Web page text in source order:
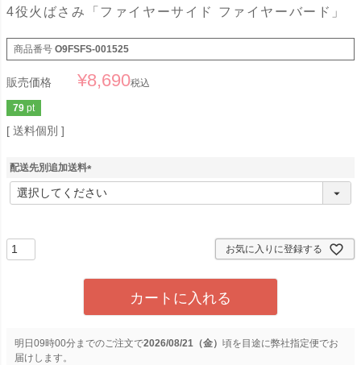
4役火ばさみ「ファイヤーサイド ファイヤーバード」
商品番号 O9FSFS-001525
販売価格 ¥8,690税込
79 pt
送料個別
配送先別追加送料
(
必
お気に入りに登録する
カートに入れる
明日 09時00分までのご注文で2026/08/21（金） に弊社指定便でお
届けします。